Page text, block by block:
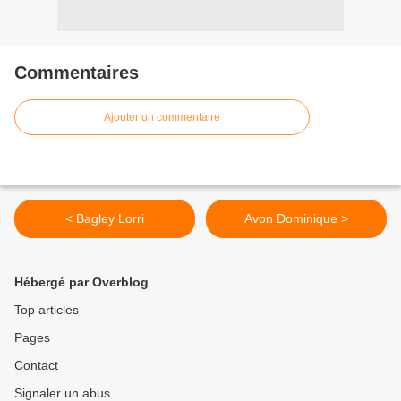
Commentaires
Ajouter un commentaire
< Bagley Lorri Avon Dominique >
Hébergé par Overblog
Top articles
Pages
Contact
Signaler un abus